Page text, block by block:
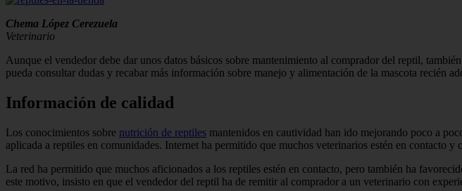
Chema López Cerezuela
Veterinario
Aunque el vendedor debe dar unos datos básicos sobre mantenimiento al comprador del reptil,
pueda consultar dudas y recabar más información sobre manejo y alimentación de la mascota recién
Información de calidad
Los conocimientos sobre nutrición de reptiles mantenidos en cautividad han ido mejorando poco a
aplicada a reptiles en comunidades. Internet ha permitido que muchos veterinarios estén en
La red ha permitido que muchos aficionados a los reptiles estén en contacto, pero también ha
este motivo, insisto en que el vendedor del reptil ha de remitir al comprador a un veterinario con